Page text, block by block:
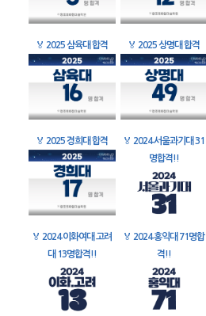
🏅 2025 삼육대 합격 🏅 2025 상명대 합격
🏅 2025 경희대 합격 🏅 2024 서울과기대 31
명합격!!
🏅 2024 이화여대 고려
대 13명합격!!
🏅 2024 홍익대 71명합
격!!